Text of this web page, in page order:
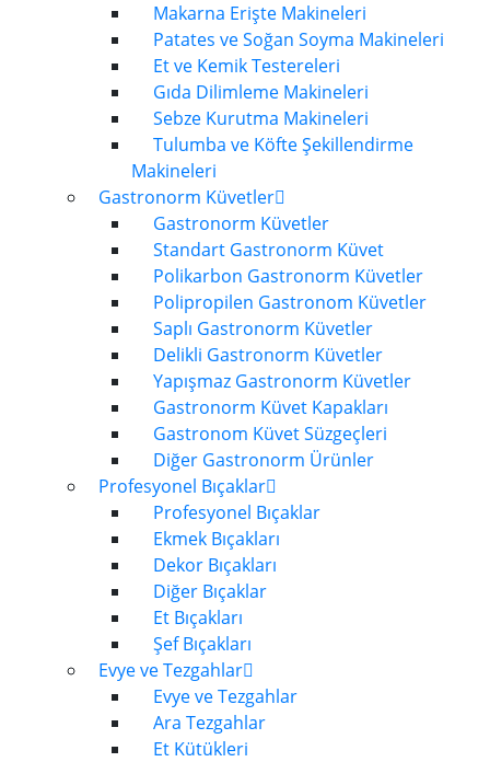
Makarna Erişte Makineleri
Patates ve Soğan Soyma Makineleri
Et ve Kemik Testereleri
Gıda Dilimleme Makineleri
Sebze Kurutma Makineleri
Tulumba ve Köfte Şekillendirme
Makineleri
Gastronorm Küvetler
Gastronorm Küvetler
Standart Gastronorm Küvet
Polikarbon Gastronorm Küvetler
Polipropilen Gastronom Küvetler
Saplı Gastronorm Küvetler
Delikli Gastronorm Küvetler
Yapışmaz Gastronorm Küvetler
Gastronorm Küvet Kapakları
Gastronom Küvet Süzgeçleri
Diğer Gastronorm Ürünler
Profesyonel Bıçaklar
Profesyonel Bıçaklar
Ekmek Bıçakları
Dekor Bıçakları
Diğer Bıçaklar
Et Bıçakları
Şef Bıçakları
Evye ve Tezgahlar
Evye ve Tezgahlar
Ara Tezgahlar
Et Kütükleri